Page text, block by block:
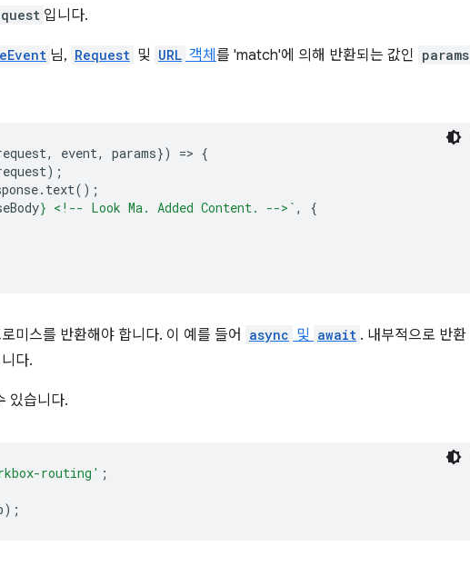
입니다.
님, Request 및 URL 객체 를 'match'에 의해 반환되는 값인 params
, event, params}) => {
);
. text();
} <!-- Look Ma. Added Content. -->` ,
{
미스를 반환해야 합니다. 이 예를 들어 async 및 await . 내부적으로 반환
다.
있습니다.
routing' ;
);